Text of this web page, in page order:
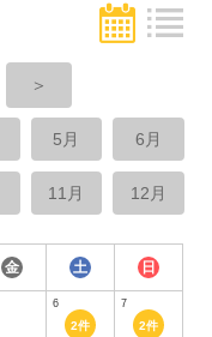
＞
5月 6月
11月 12月
金 土 日
6
2件
7
2件